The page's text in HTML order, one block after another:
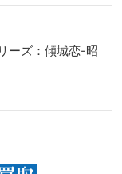
ーズ：傾城恋-昭